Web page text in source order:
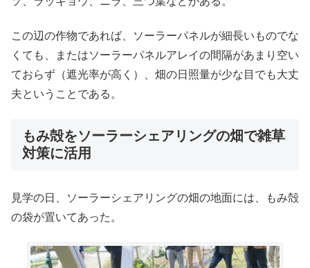
この辺の作物であれば、ソーラーパネルが細長いものでな
くても、またはソーラーパネルアレイの間隔があまり空い
ておらず（遮光率が高く）、畑の日照量が少な目でも大丈
夫ということである。
もみ殻をソーラーシェアリングの畑で雑草
対策に活用
見学の日、ソーラーシェアリングの畑の地面には、もみ殻
の袋が置いてあった。